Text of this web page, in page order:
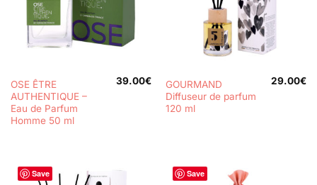
OSE ÊTRE
AUTHENTIQUE –
Eau de Parfum
Homme 50 ml
39.00€
GOURMAND
Diffuseur de parfum
120 ml
29.00€
Save Save